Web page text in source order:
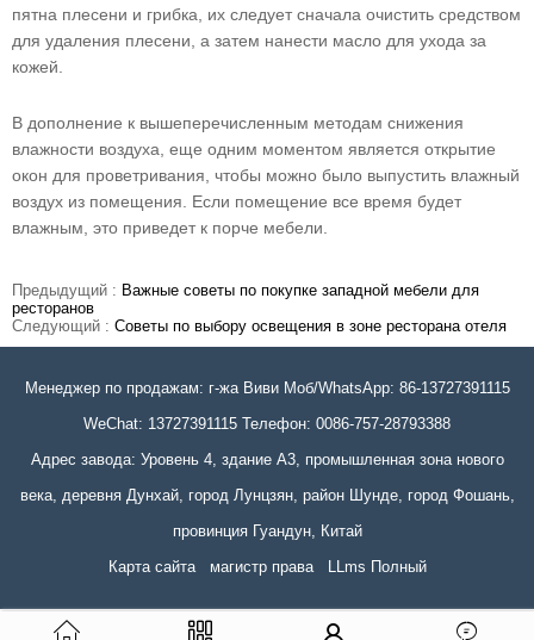
пятна плесени и грибка, их следует сначала очистить средством
для удаления плесени, а затем нанести масло для ухода за
кожей.
В дополнение к вышеперечисленным методам снижения
влажности воздуха, еще одним моментом является открытие
окон для проветривания, чтобы можно было выпустить влажный
воздух из помещения. Если помещение все время будет
влажным, это приведет к порче мебели.
Предыдущий : Важные советы по покупке западной мебели для
ресторанов
Следующий : Советы по выбору освещения в зоне ресторана отеля
Менеджер по продажам: г-жа Виви Моб/WhatsApp: 86-13727391115
WeChat: 13727391115 Телефон: 0086-757-28793388
Адрес завода: Уровень 4, здание A3, промышленная зона нового
века, деревня Дунхай, город Лунцзян, район Шунде, город Фошань,
провинция Гуандун, Китай
Карта сайта
магистр права LLms Полный